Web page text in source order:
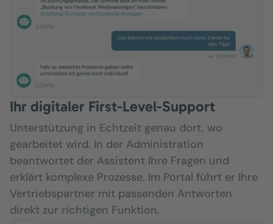
Ihr digitaler First-Level-Support
Unterstützung in Echtzeit genau dort, wo
gearbeitet wird. In der Administration
beantwortet der Assistent Ihre Fragen und
erklärt komplexe Prozesse. Im Portal führt er Ihre
Vertriebspartner mit passenden Antworten
direkt zur richtigen Funktion.